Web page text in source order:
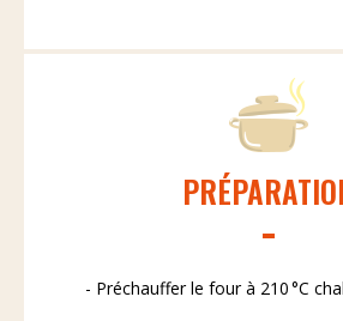
- Préchauffer le four à 210 °C